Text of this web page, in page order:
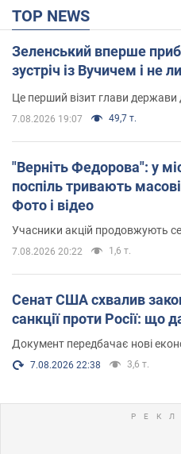
TOP NEWS
Зеленський вперше
зустріч із Вучичем і не
Це перший візит глави держави
7.08.2026 19:07 49,7 т.
"Верніть Федорова": у
поспіль тривають
Фото і відео
Учасники акцій продовжують
7.08.2026 20:22 1,6 т.
Сенат США схвалив
санкції проти Росії: що
Документ передбачає нові
7.08.2026 22:38 3,6 т.